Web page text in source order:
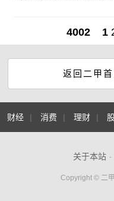
4002 1
返回二甲
财经 | 消费 | 理财 |
关于本站 -
Copyright © 二